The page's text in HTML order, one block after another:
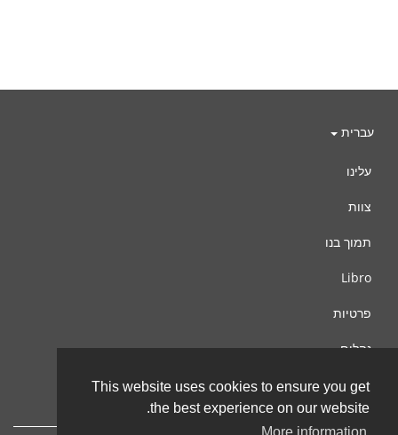
This website uses cookies to ensure you get
the best experience on our website.
עברית
עלינו
צוות
תמוך בנו
Libro
פרטיות
נהלים
צור קשר